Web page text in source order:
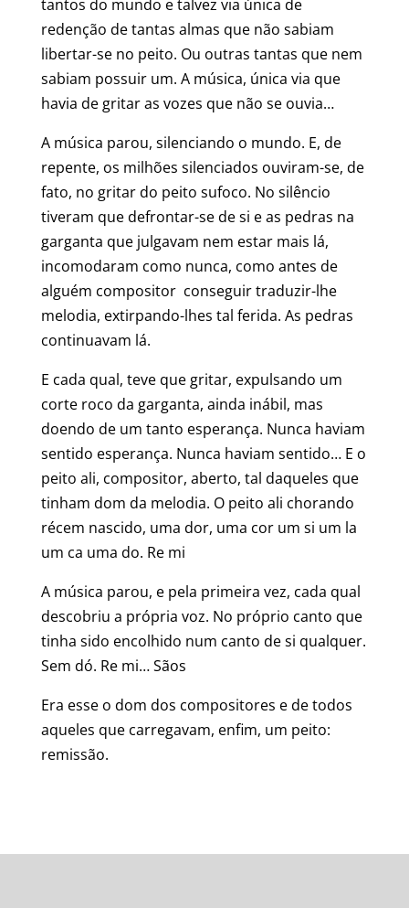
tantos do mundo e talvez via única de
redenção de tantas almas que não sabiam
libertar-se no peito. Ou outras tantas que nem
sabiam possuir um. A música, única via que
havia de gritar as vozes que não se ouvia…
A música parou, silenciando o mundo. E, de
repente, os milhões silenciados ouviram-se, de
fato, no gritar do peito sufoco. No silêncio
tiveram que defrontar-se de si e as pedras na
garganta que julgavam nem estar mais lá,
incomodaram como nunca, como antes de
alguém compositor conseguir traduzir-lhe
melodia, extirpando-lhes tal ferida. As pedras
continuavam lá.
E cada qual, teve que gritar, expulsando um
corte roco da garganta, ainda inábil, mas
doendo de um tanto esperança. Nunca haviam
sentido esperança. Nunca haviam sentido… E o
peito ali, compositor, aberto, tal daqueles que
tinham dom da melodia. O peito ali chorando
récem nascido, uma dor, uma cor um si um la
um ca uma do. Re mi
A música parou, e pela primeira vez, cada qual
descobriu a própria voz. No próprio canto que
tinha sido encolhido num canto de si qualquer.
Sem dó. Re mi… Sãos
Era esse o dom dos compositores e de todos
aqueles que carregavam, enfim, um peito:
remissão.